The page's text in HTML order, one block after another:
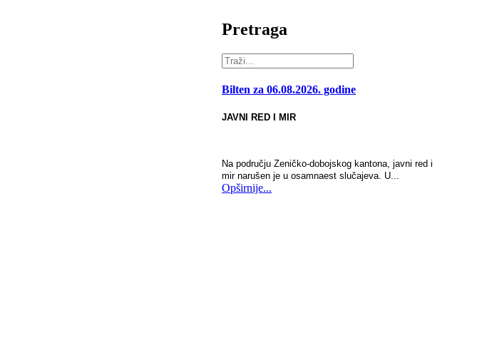
Pretraga
Bilten za 06.08.2026. godine
JAVNI RED I MIR
Na području Zeničko-dobojskog kantona, javni red i
mir narušen je u osamnaest slučajeva. U...
Opširnije...